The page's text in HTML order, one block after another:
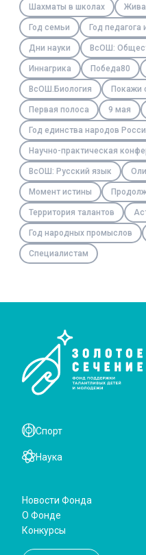
Шахматы в школах
Год семьи Год педагога
Дни науки ВсОШ:
Иннагрика Победа80
ВсОШ.Биология Покажи
Первая полоса 9 мая
Год единства народов
Научно-практическая
ВсОШ: Русский язык
Момент истины
Территория талантов
Год народных промыслов
Специалистам
Наука
Спорт
Новости Фонда
О Фонде
Конкурсы